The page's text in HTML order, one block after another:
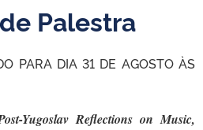
Palestra
PARA DIA 31 DE AGOSTO ÀS
Yugoslav Reflections on Music,